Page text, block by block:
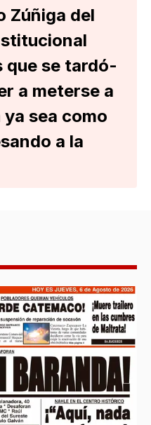
Zúñiga del
que se tardó-
a meterse a
sea como
a la